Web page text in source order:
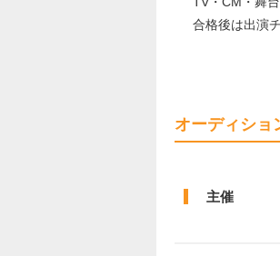
合格後は出演
オーディショ
主催